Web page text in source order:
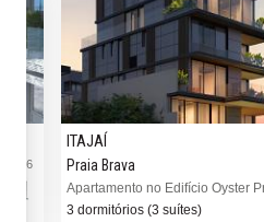
#3.366
ITAJAÍ
Praia Brava
3 dormitórios (3 suítes)